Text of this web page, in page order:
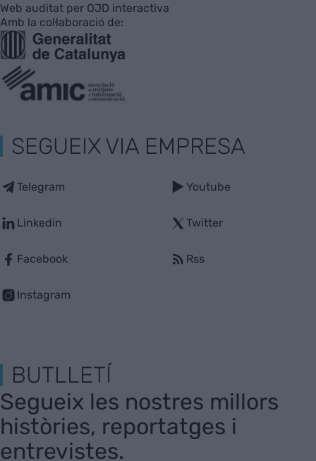
Web auditat per OJD interactiva
Amb la col·laboració de:
SEGUEIX VIA EMPRESA
Telegram
Linkedin
Facebook
Instagram
Youtube
Twitter
Rss
BUTLLETÍ
Segueix les nostres millors
històries, reportatges i
entrevistes.